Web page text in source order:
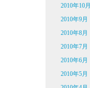
2010年10月
2010年9月
2010年8月
2010年7月
2010年6月
2010年5月